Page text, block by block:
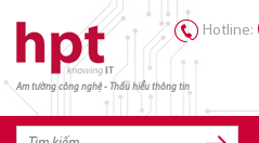
Am tường công nghệ - Thấu hiểu thông tin
Hotline:
TRANG CHỦ
TRANG CHỦ